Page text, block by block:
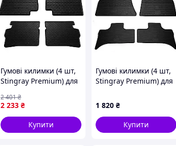
Гумові килимки (4 шт,
Stingray Premium) для
2004 рр
2 233 ₴
2 401₴
Купити
Гумові килимки (4 шт,
Stingray Premium) для
рр
1 820 ₴
Купити